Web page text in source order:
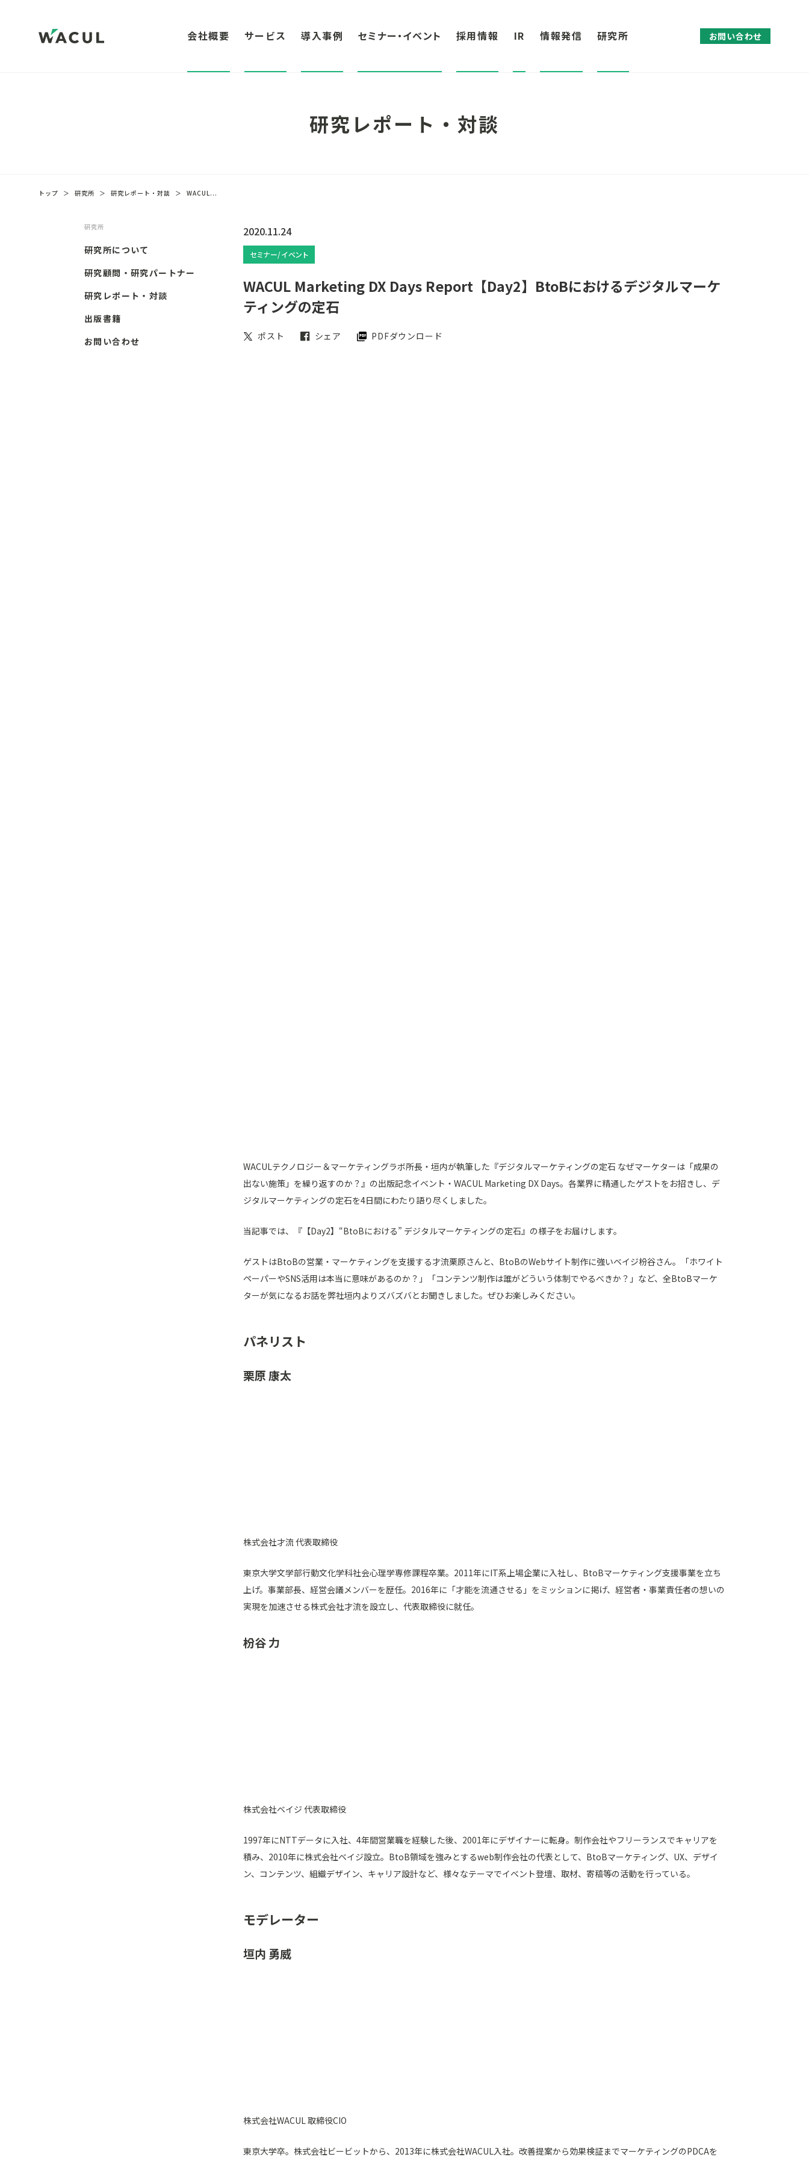
会社概要 サービス 導入事例 セミナー・イベント 採用情報 IR 情報発信 研究所 お問い合わせ
研究レポート・対談
トップ ＞ 研究所 ＞ 研究レポート・対談 ＞ WACUL...
研究所
研究所について
研究顧問・研究パートナー
研究レポート・対談
出版書籍
お問い合わせ
2020.11.24
セミナー/イベント
WACUL Marketing DX Days Report【Day2】BtoBにおけるデジタルマーケ
ティングの定石
ポスト シェア PDFダウンロード
WACULテクノロジー＆マーケティングラボ所長・垣内が執筆した 『デジタルマーケティングの定石 なぜマーケターは「成果の
出ない施策」を繰り返すのか？』 の出版記念イベント・WACUL Marketing DX Days。各業界に精通したゲストをお招きし、デ
ジタルマーケティングの定石を4日間にわたり語り尽くしました。
当記事では、『【Day2】“BtoBにおける” デジタルマーケティングの定石』の様子をお届けします。
ゲストはBtoBの営業・マーケティングを支援する才流栗原さんと、BtoBのWebサイト制作に強いベイジ枌谷さん。「ホワイト
ペーパーやSNS活用は本当に意味があるのか？」「コンテンツ制作は誰がどういう体制でやるべきか？」など、全BtoBマーケ
ターが気になるお話を弊社垣内よりズバズバとお聞きしました。ぜひお楽しみください。
パネリスト
栗原 康太
株式会社才流 代表取締役
東京大学文学部行動文化学科社会心理学専修課程卒業。2011年にIT系上場企業に入社し、BtoBマーケティング支援事業を立ち
上げ。事業部長、経営会議メンバーを歴任。2016年に「才能を流通させる」をミッションに掲げ、経営者・事業責任者の想いの
実現を加速させる株式会社才流を設立し、代表取締役に就任。
枌谷 力
株式会社ベイジ 代表取締役
1997年にNTTデータに入社、4年間営業職を経験した後、2001年にデザイナーに転身。制作会社やフリーランスでキャリアを
積み、2010年に株式会社ベイジ設立。BtoB領域を強みとするweb制作会社の代表として、BtoBマーケティング、UX、デザイ
ン、コンテンツ、組織デザイン、キャリア設計など、様々なテーマでイベント登壇、取材、寄稿等の活動を行っている。
モデレーター
垣内 勇威
株式会社WACUL 取締役CIO
東京大学卒。株式会社ビービットから、2013年に株式会社WACUL入社。改善提案から効果検証までマーケティングのPDCAを